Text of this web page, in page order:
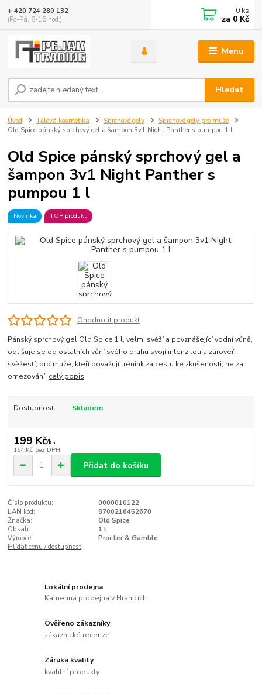
Menu
Hledat
+ 420 724 280 132
(Po-Pá, 8-16 hod.)
0 ks
za 0 Kč
Úvod Tělová kosmetika Sprchové gely
Sprchové gely pro muže
Old Spice pánský sprchový gel a šampon 3v1 Night Panther s pumpou 1 l
Old Spice pánský sprchový gel a
šampon 3v1 Night Panther s
pumpou 1 l
Novinka TOP produkt
Ohodnotit produkt
Pánský sprchový gel Old Spice 1 l, velmi svěží a povznášející vodní vůně,
odlišuje se od ostatních vůní svého druhu svojí intenzitou a zároveň
svěžestí, pro muže, kteří považují trénink za cestu ke zkušenosti, ne za
omezování. celý popis
Dostupnost Skladem
199 Kč/ks
164 Kč bez DPH
Přidat do košíku
Číslo produktu:
0000010122
EAN kód:
8700216452670
Značka:
Old Spice
Obsah:
1 l
Výrobce:
Procter & Gamble
Hlídat cenu / dostupnost
Lokální prodejna
Kamenná prodejna v Hranicích
Ověřeno zákazníky
zákaznické recenze
Záruka kvality
kvalitní produkty